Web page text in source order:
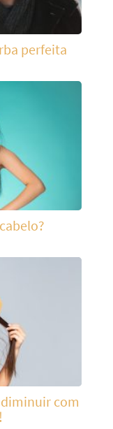
perfeita
diminuir com